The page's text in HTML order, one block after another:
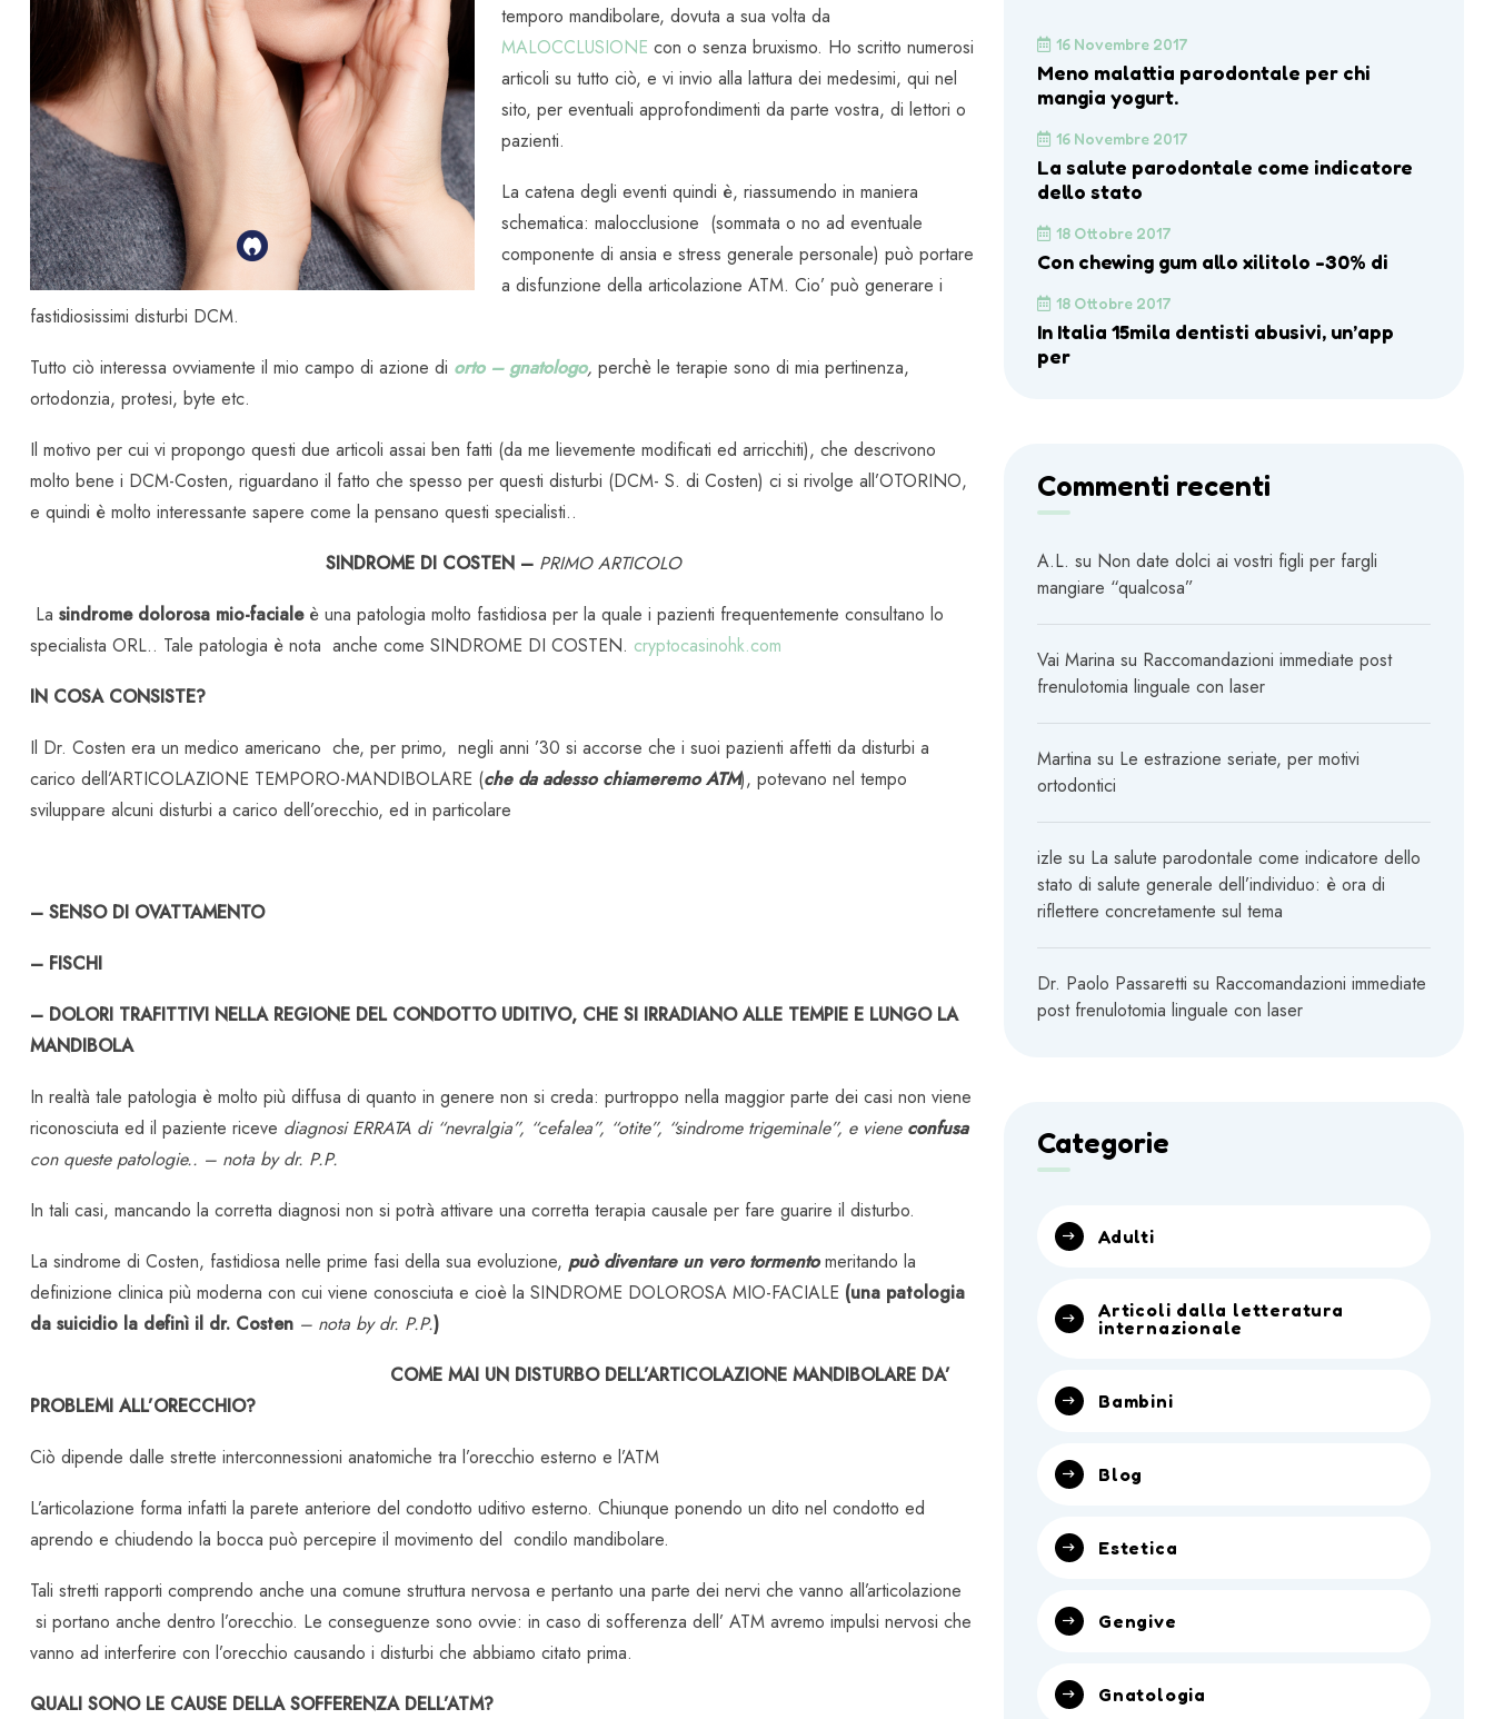
temporo mandibolare, dovuta a sua volta da
MALOCCLUSIONE con o senza bruxismo. Ho scritto numerosi
articoli su tutto ciò, e vi invio alla lattura dei medesimi, qui nel
sito, per eventuali approfondimenti da parte vostra, di lettori o
pazienti.
La catena degli eventi quindi è, riassumendo in maniera
schematica: malocclusione (sommata o no ad eventuale
componente di ansia e stress generale personale) può portare
a disfunzione della articolazione ATM. Cio’ può generare i
fastidiosissimi disturbi DCM.
Tutto ciò interessa ovviamente il mio campo di azione di orto – gnatologo, perchè le terapie sono di mia pertinenza,
ortodonzia, protesi, byte etc.
Il motivo per cui vi propongo questi due articoli assai ben fatti (da me lievemente modificati ed arricchiti), che descrivono
molto bene i DCM-Costen, riguardano il fatto che spesso per questi disturbi (DCM- S. di Costen) ci si rivolge all’OTORINO,
e quindi è molto interessante sapere come la pensano questi specialisti..
SINDROME DI COSTEN – PRIMO ARTICOLO
La sindrome dolorosa mio-faciale è una patologia molto fastidiosa per la quale i pazienti frequentemente consultano lo
specialista ORL.. Tale patologia è nota anche come SINDROME DI COSTEN. cryptocasinohk.com
IN COSA CONSISTE?
Il Dr. Costen era un medico americano che, per primo, negli anni ’30 si accorse che i suoi pazienti affetti da disturbi a
carico dell’ARTICOLAZIONE TEMPORO-MANDIBOLARE (che da adesso chiameremoATM), potevano nel tempo
sviluppare alcuni disturbi a carico dell’orecchio, ed in particolare
– SENSO DI OVATTAMENTO
– FISCHI
– DOLORI TRAFITTIVI NELLA REGIONE DEL CONDOTTO UDITIVO, CHE SI IRRADIANO ALLE TEMPIE E LUNGO LA
MANDIBOLA
In realtà tale patologia è molto più diffusa di quanto in genere non si creda: purtroppo nella maggior parte dei casi non viene
riconosciuta ed il paziente riceve diagnosi ERRATA di “nevralgia”, “cefalea”, “otite”, “sindrome trigeminale”, e viene confusa
con queste patologie.. – nota by dr. P.P.
In tali casi, mancando la corretta diagnosi non si potrà attivare una corretta terapia causale per fare guarire il disturbo.
La sindrome di Costen, fastidiosa nelle prime fasi della sua evoluzione, può diventare un vero tormentomeritando la
definizione clinica più moderna con cui viene conosciuta e cioè la SINDROME DOLOROSA MIO-FACIALE (una patologia
da suicidio la definì il dr. Costen – nota by dr. P.P.)
COME MAI UN DISTURBO DELL’ARTICOLAZIONE MANDIBOLARE DA’
PROBLEMI ALL’ORECCHIO?
Ciò dipende dalle strette interconnessioni anatomiche tra l’orecchio esterno e l’ATM
L’articolazione forma infatti la parete anteriore del condotto uditivo esterno. Chiunque ponendo un dito nel condotto ed
aprendo e chiudendo la bocca può percepire il movimento del condilo mandibolare.
Tali stretti rapporti comprendo anche una comune struttura nervosa e pertanto una parte dei nervi che vanno all’articolazione
si portano anche dentro l’orecchio. Le conseguenze sono ovvie: in caso di sofferenza dell’ ATM avremo impulsi nervosi che
vanno ad interferire con l’orecchio causando i disturbi che abbiamo citato prima.
QUALI SONO LE CAUSE DELLA SOFFERENZA DELL’ATM?
16 Novembre 2017
Meno malattia parodontale per chi
mangia yogurt.
16 Novembre 2017
La salute parodontale come indicatore
dello stato
18 Ottobre 2017
Con chewing gum allo xilitolo -30% di
18 Ottobre 2017
In Italia 15mila dentisti abusivi, un’app
per
Commenti recenti
A.L. su Non date dolci ai vostri figli per fargli
mangiare “qualcosa”
Vai Marina su Raccomandazioni immediate post
frenulotomia linguale con laser
Martina su Le estrazione seriate, per motivi
ortodontici
izle su La salute parodontale come indicatore dello
stato di salute generale dell’individuo: è ora di
riflettere concretamente sul tema
Dr. Paolo Passaretti su Raccomandazioni immediate
post frenulotomia linguale con laser
Categorie
Adulti
Articoli dalla letteratura
internazionale
Bambini
Blog
Estetica
Gengive
Gnatologia